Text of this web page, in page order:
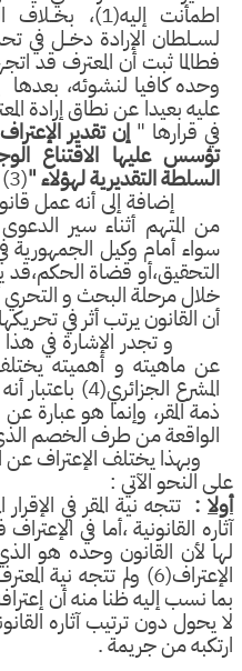
اطمأنت إليه(1)،
ثبت أن المعترف قد اتجهت
كافيا لنشوئه، بعدها يبدأ
بعيدا عن نطاق إرادة
قرارها "إن تقدير الإعتراف
عليها الاقتناع
التقديرية لهؤلاء "(3)
إلى أنه عمل قانوني،
المتهم أثناء سير الدعوى
أمام وكيل الجمهورية في
قضاة الحكم،قد
مرحلة البحث و التحري
القانون يرتب أثر في تحريكها.
الإشارة في هذا الصدد
ماهيته و أهميته يختلف عن
المشرع الجزائري(4)
المقر، وإنما هو عبارة عن
من طرف الخصم الذي
يختلف الإعتراف عن
النحو الآتي :
:تتجه نية المقر في الإقرار
القانونية ،أما في الإعتراف
لأن القانون وحده هو الذي
الإعتراف(6) ولم تتجه نية
نسب إليه ظنا منه أن
دون ترتيب آثاره
من جريمة .